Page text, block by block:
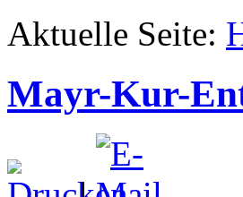
Aktuelle Seite:
Mayr-Kur-